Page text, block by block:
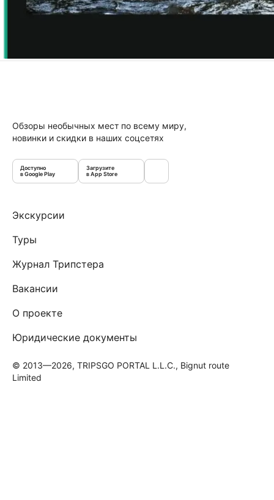
Обзоры необычных мест по всему миру,
новинки и скидки в наших соцсетях
Доступно
в Google Play
Загрузите
в App Store
Экскурсии
Туры
Журнал Трипстера
Вакансии
О проекте
Юридические документы
© 2013—2026, TRIPSGO PORTAL L.L.C., Bignut route
Limited